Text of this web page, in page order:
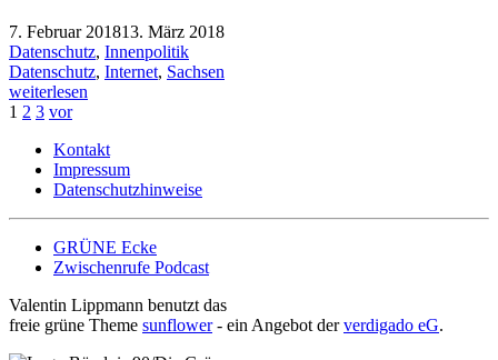
7. Februar 201813. März 2018
Datenschutz, Innenpolitik
Datenschutz, Internet, Sachsen
weiterlesen
1 2 3 vor
Kontakt
Impressum
Datenschutzhinweise
GRÜNE Ecke
Zwischenrufe Podcast
Valentin Lippmann benutzt das
freie grüne Theme sunflower‐ ein Angebot derverdigado eG.